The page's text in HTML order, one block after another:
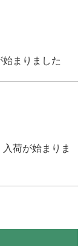
始まりました
荷が始まりま